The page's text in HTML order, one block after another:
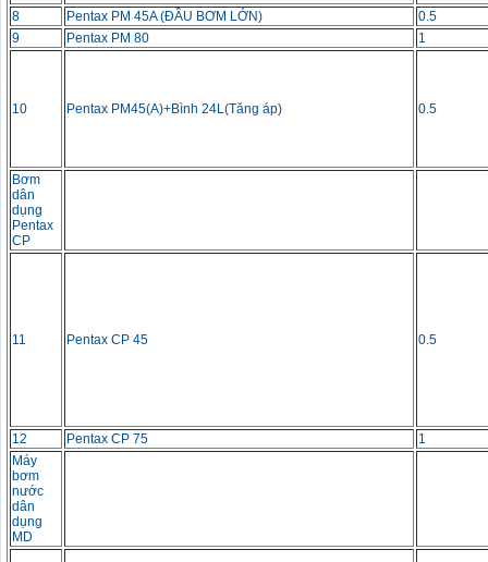
8 Pentax PM 45A (ĐẦU BƠM LỚN)
0.5
9
Pentax PM 80 1
10 Pentax PM45(A)+Bình 24L(Tăng áp) 0.5
Bơm
dân
dụng
Pentax
CP
11 Pentax CP 45 0.5
12 Pentax CP 75
1
Máy
bơm
nước
dân
dụng
MD